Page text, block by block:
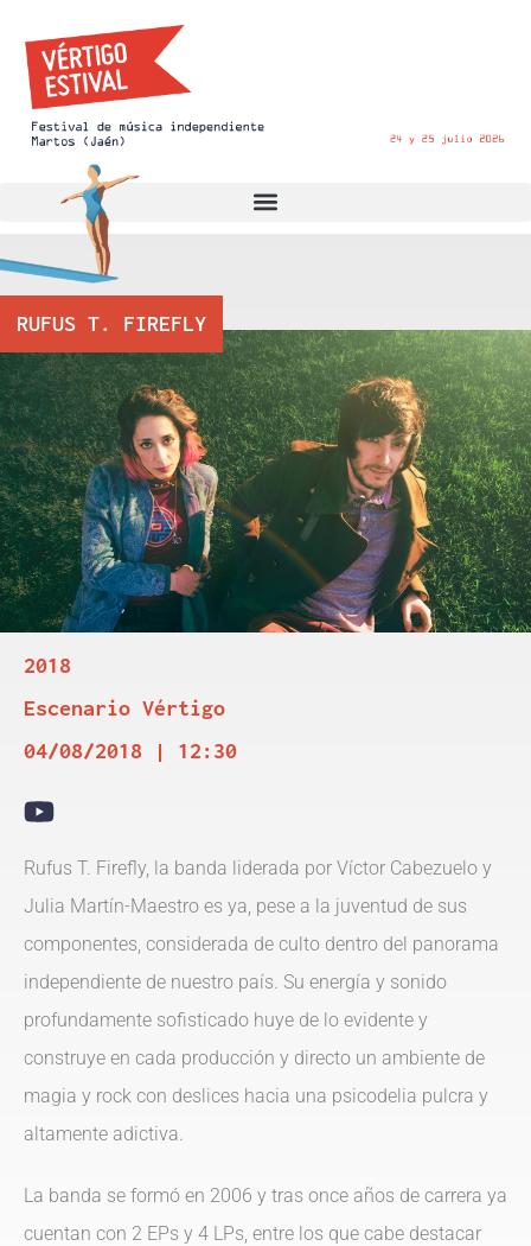
RUFUS T. FIREFLY
2018
Escenario Vértigo
04/08/2018 | 12:30
Rufus T. Firefly, la banda liderada por Víctor Cabezuelo y
Julia Martín-Maestro es ya, pese a la juventud de sus
componentes, considerada de culto dentro del panorama
independiente de nuestro país. Su energía y sonido
profundamente sofisticado huye de lo evidente y
construye en cada producción y directo un ambiente de
magia y rock con deslices hacia una psicodelia pulcra y
altamente adictiva.
La banda se formó en 2006 y tras once años de carrera ya
cuentan con 2 EPs y 4 LPs, entre los que cabe destacar